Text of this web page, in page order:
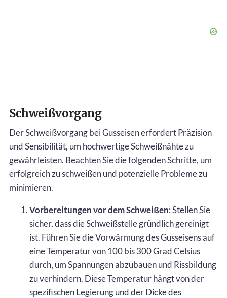
Schweißvorgang
Der Schweißvorgang bei Gusseisen erfordert Präzision
und Sensibilität, um hochwertige Schweißnähte zu
gewährleisten. Beachten Sie die folgenden Schritte, um
erfolgreich zu schweißen und potenzielle Probleme zu
minimieren.
Vorbereitungen vor dem Schweißen: Stellen Sie
sicher, dass die Schweißstelle gründlich gereinigt
ist. Führen Sie die Vorwärmung des Gusseisens auf
eine Temperatur von 100 bis 300 Grad Celsius
durch, um Spannungen abzubauen und Rissbildung
zu verhindern. Diese Temperatur hängt von der
spezifischen Legierung und der Dicke des